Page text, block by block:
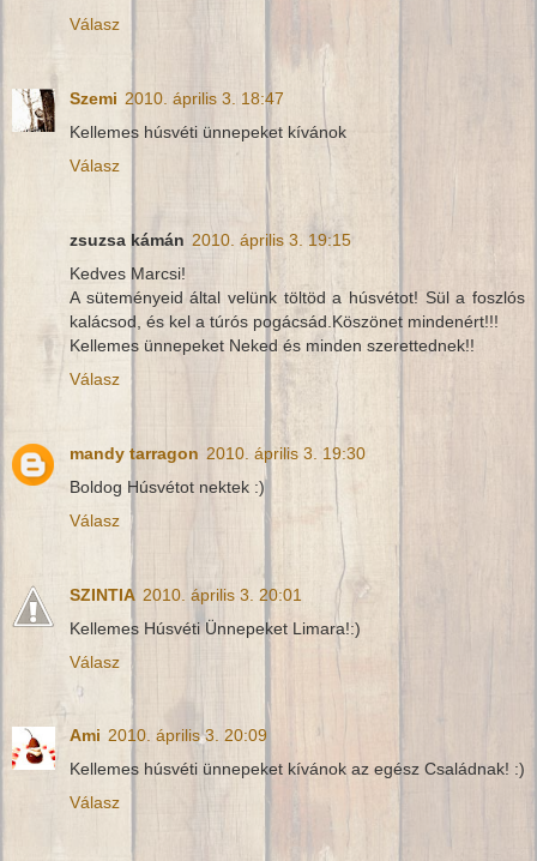
Válasz
Szemi 2010. április 3. 18:47
Kellemes húsvéti ünnepeket kívánok
Válasz
zsuzsa kámán 2010. április 3. 19:15
Kedves Marcsi!
A süteményeid által velünk töltöd a húsvétot! Sül a foszlós
kalácsod, és kel a túrós pogácsád.Köszönet mindenért!!!
Kellemes ünnepeket Neked és minden szerettednek!!
Válasz
mandy tarragon 2010. április 3. 19:30
Boldog Húsvétot nektek :)
Válasz
SZINTIA 2010. április 3. 20:01
Kellemes Húsvéti Ünnepeket Limara!:)
Válasz
Ami 2010. április 3. 20:09
Kellemes húsvéti ünnepeket kívánok az egész Családnak! :)
Válasz